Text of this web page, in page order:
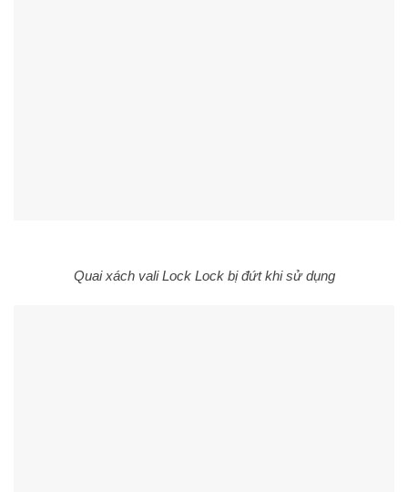
Quai xách vali Lock Lock bị đứt khi sử dụng